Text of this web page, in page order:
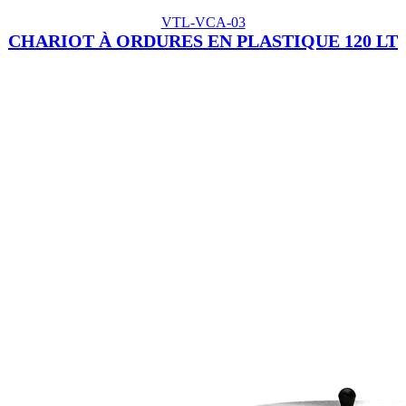
VTL-VCA-03
CHARIOT À ORDURES EN PLASTIQUE 120 LT